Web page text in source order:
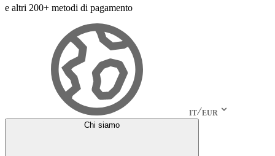
e altri 200+ metodi di pagamento
IT EUR
Chi siamo